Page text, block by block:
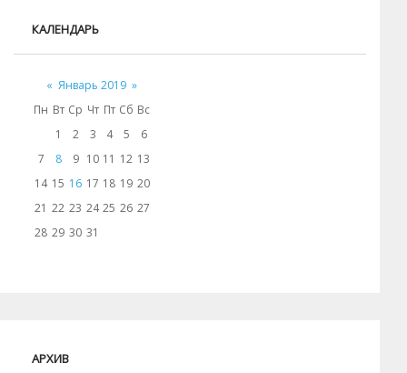
КАЛЕНДАРЬ
« Январь 2019 »
Пн Вт Ср Чт Пт Сб Вс
1
2 3 4 5
6
7
8 9 10 11 12 13
14 15 16 17 18 19 20
21 22 23 24 25 26 27
28 29 30 31
АРХИВ